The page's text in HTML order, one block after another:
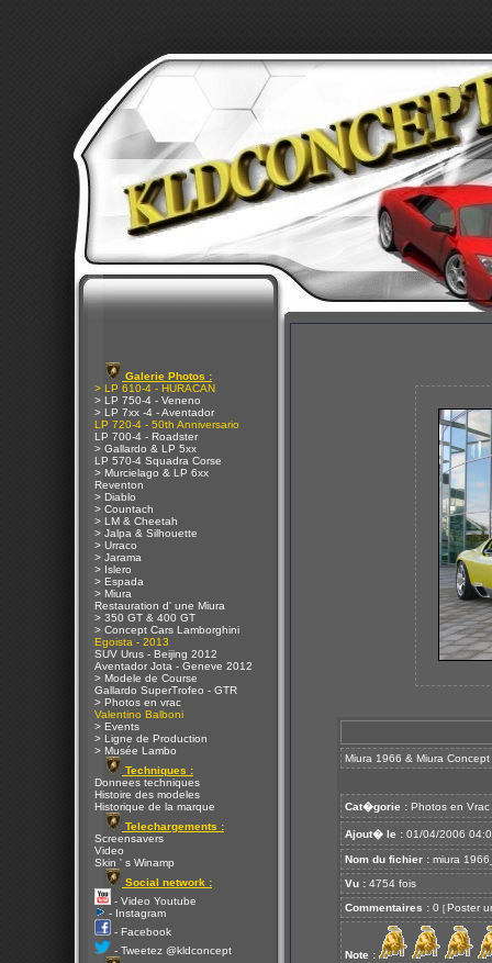
Galerie Photos :
> LP 610-4 - HURACAN
> LP 750-4 - Veneno
> LP 7xx -4 - Aventador
LP 720-4 - 50th Anniversario
LP 700-4 - Roadster
> Gallardo & LP 5xx
LP 570-4 Squadra Corse
> Murcielago & LP 6xx
Reventon
> Diablo
> Countach
> LM & Cheetah
> Jalpa & Silhouette
> Urraco
> Jarama
> Islero
> Espada
> Miura
Restauration d' une Miura
> 350 GT & 400 GT
> Concept Cars Lamborghini
Egoista - 2013
SUV Urus - Beijing 2012
Aventador Jota - Geneve 2012
> Modele de Course
Gallardo SuperTrofeo - GTR
> Photos en vrac
Valentino Balboni
> Events
> Ligne de Production
> Musée Lambo
Techniques :
Donnees techniques
Histoire des modeles
Historique de la marque
Telechargements :
Screensavers
Video
Skin ' s Winamp
Social network :
- Video Youtube
- Instagram
- Facebook
- Tweetez @kldconcept
Miura 1966 & Miura
Cat�gorie : Photos en Vrac
Ajout� le : 01/04/2006
Nom du fichier : miura
Vu : 4754 fois
Commentaires : 0 [ Poster
Note :